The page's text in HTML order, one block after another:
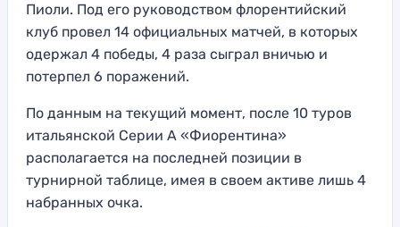
Пиоли. Под его руководством флорентийский
клуб провел 14 официальных матчей, в которых
одержал 4 победы, 4 раза сыграл вничью и
потерпел 6 поражений.
По данным на текущий момент, после 10 туров
итальянской Серии А «Фиорентина»
располагается на последней позиции в
турнирной таблице, имея в своем активе лишь 4
набранных очка.